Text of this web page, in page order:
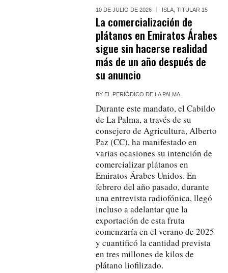
10 DE JULIO DE 2026 ISLA ,TITULAR 15
La comercialización de
plátanos en Emiratos Árabes
sigue sin hacerse realidad
más de un año después de
su anuncio
BY EL PERIÓDICO DE LA PALMA
Durante este mandato, el Cabildo
de La Palma, a través de su
consejero de Agricultura, Alberto
Paz (CC), ha manifestado en
varias ocasiones su intención de
comercializar plátanos en
Emiratos Árabes Unidos. En
febrero del año pasado, durante
una entrevista radiofónica, llegó
incluso a adelantar que la
exportación de esta fruta
comenzaría en el verano de 2025
y cuantificó la cantidad prevista
en tres millones de kilos de
plátano liofilizado.